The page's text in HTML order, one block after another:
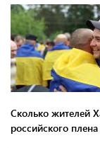
Сколько жителей
российского плена